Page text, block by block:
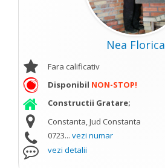
Nea Florica
Fara calificativ
Disponibil NON-STOP!
Constructii Gratare;
Constanta, Jud Constanta
0723... vezi numar
vezi detalii